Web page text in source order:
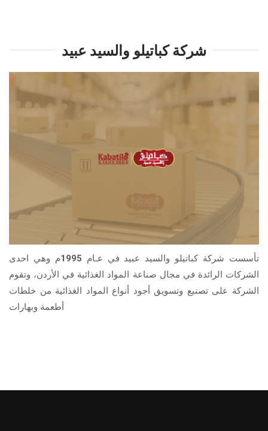
شركة كباتيلو والسيد عبيد
تأسست شركة كباتيلو والسيد عبيد في عـام 1995م وهي احدى
الشركات الرائدة في مجال صناعة المواد الغذائية في الأردن، وتقوم
الشركة على تصنيع وتسويق أجود أنواع المواد الغذائية من خلطات
أطعمة وبهارات